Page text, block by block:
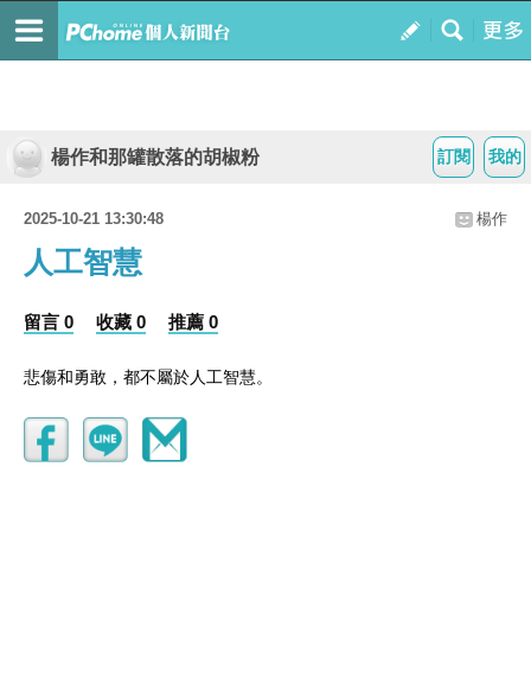
我的
訂閱
楊作和那罐散落的胡椒粉
2025-10-21 13:30:48 楊作
人工智慧
留言 0 收藏 0 推薦 0
悲傷和勇敢，都不屬於人工智慧。